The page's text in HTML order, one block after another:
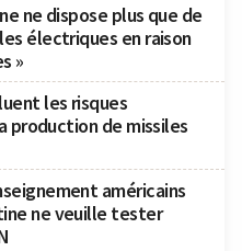
ne dispose plus que de
électriques en raison
»
les risques
production de missiles
américains
ne veuille tester